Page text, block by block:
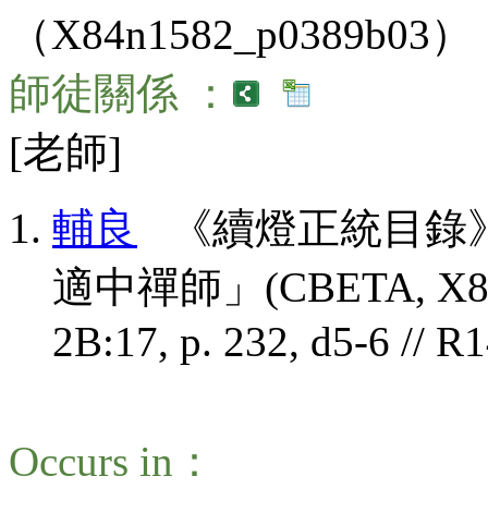
（X84n1582_p0389b03）
師徒關係 ：
[老師]
輔良
《續燈正統目錄
適中禪師」(CBETA,
2B:17, p. 232, d5-6 //
Occurs in：